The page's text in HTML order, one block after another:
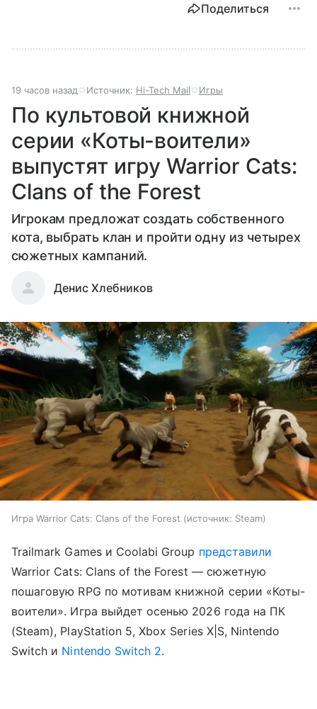
Поделиться
19 часов назад Источник: Hi-Tech Mail Игры
По культовой книжной
серии «Коты-воители»
выпустят игру Warrior Cats:
Clans of the Forest
Игрокам предложат создать собственного
кота, выбрать клан и пройти одну из четырех
сюжетных кампаний.
Денис Хлебников
Игра Warrior Cats: Clans of the Forest источник: Steam
Trailmark Games и Coolabi Group представили
Warrior Cats: Clans of the Forest — сюжетную
пошаговую RPG по мотивам книжной серии «Коты-
воители». Игра выйдет осенью 2026 года на ПК
(Steam), PlayStation 5, Xbox Series X|S, Nintendo
Switch и Nintendo Switch 2.